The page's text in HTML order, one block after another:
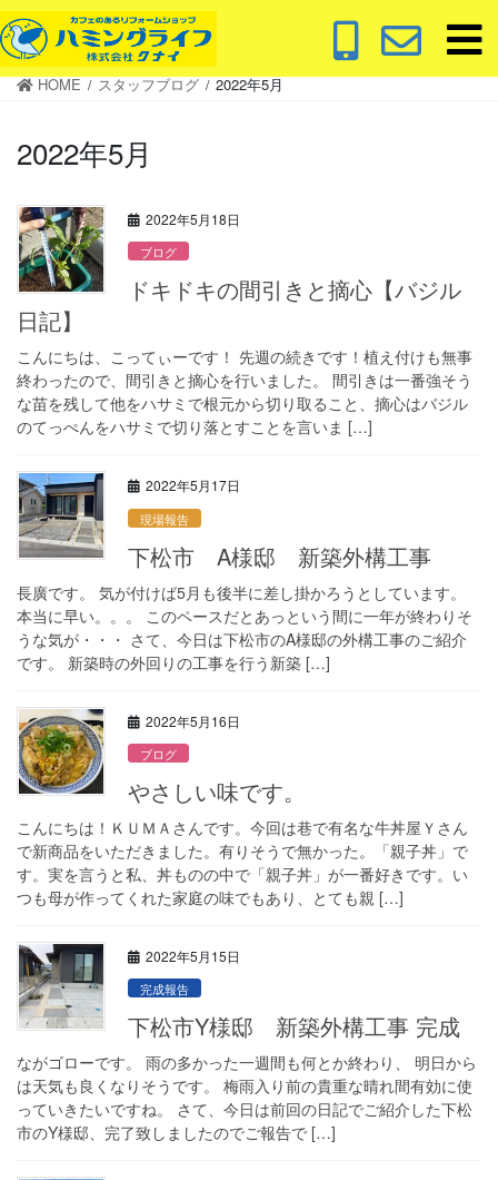
コ
ン
テ
ナ
ビ
ゲ
HOME スタッフブログ 2022年5月
2022年5月
2022年5月18日
ブログ
ドキドキの間引きと摘心【バジル
日記】
こんにちは、こってぃーです！ 先週の続きです！植え付けも無事
終わったので、間引きと摘心を行いました。 間引きは一番強そう
な苗を残して他をハサミで根元から切り取ること、摘心はバジル
のてっぺんをハサミで切り落とすことを言いま […]
2022年5月17日
現場報告
下松市 A様邸 新築外構工事
長廣です。 気が付けば5月も後半に差し掛かろうとしています。
本当に早い。。。 このペースだとあっという間に一年が終わりそ
うな気が・・・ さて、今日は下松市のA様邸の外構工事のご紹介
です。 新築時の外回りの工事を行う新築 […]
2022年5月16日
ブログ
やさしい味です。
こんにちは！ＫＵＭＡさんです。今回は巷で有名な牛丼屋Ｙさん
で新商品をいただきました。有りそうで無かった。「親子丼」で
す。実を言うと私、丼ものの中で「親子丼」が一番好きです。い
つも母が作ってくれた家庭の味でもあり、とても親 […]
2022年5月15日
完成報告
下松市Y様邸 新築外構工事 完成
ながゴローです。 雨の多かった一週間も何とか終わり、 明日から
は天気も良くなりそうです。 梅雨入り前の貴重な晴れ間有効に使
っていきたいですね。 さて、今日は前回の日記でご紹介した下松
市のY様邸、完了致しましたのでご報告で […]